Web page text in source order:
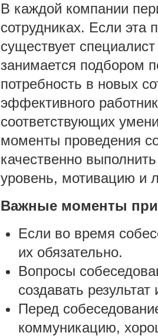
В каждой компании
сотрудниках. Если эта
существует
занимается подбором
потребность в новых
эффективного
соответствующих
моменты проведения
качественно
уровень, мотивацию и
Важные моменты при
Если во время
их обязательно.
Вопросы
создавать результат
Перед
коммуникацию,